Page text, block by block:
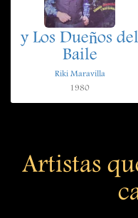
y Los Dueños del
Baile
Riki Maravilla
1980
Artistas